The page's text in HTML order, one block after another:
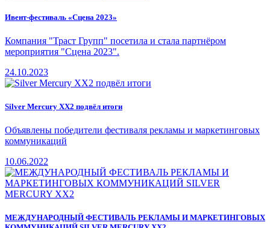
Ивент-фестиваль «Сцена 2023»
Компания "Траст Групп" посетила и стала партнёром
мероприятия "Сцена 2023".
24.10.2023
Silver Mercury XX2 подвёл итоги
Объявлены победители фестиваля рекламы и маркетинговых
коммуникаций
10.06.2022
МЕЖДУНАРОДНЫЙ ФЕСТИВАЛЬ РЕКЛАМЫ И МАРКЕТИНГОВЫХ